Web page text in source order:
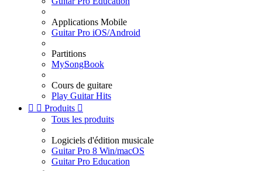
Applications Mobile
Guitar Pro iOS/Android
Partitions
MySongBook
Cours de guitare
Play Guitar Hits
  Produits 
Tous les produits
Logiciels d'édition musicale
Guitar Pro 8 Win/macOS
Guitar Pro Education